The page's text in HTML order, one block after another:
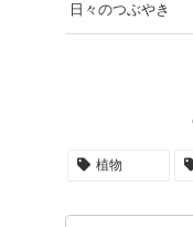
日々のつぶやき
植物